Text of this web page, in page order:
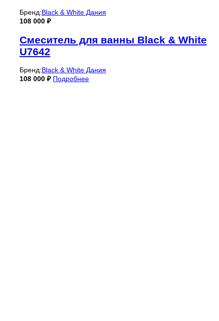
Бренд:Black & White Дания
108 000 ₽
Смеситель для ванны Black & White
U7642
Бренд:Black & White Дания
108 000 ₽ Подробнее